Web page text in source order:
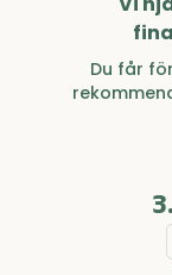
Du får
3.